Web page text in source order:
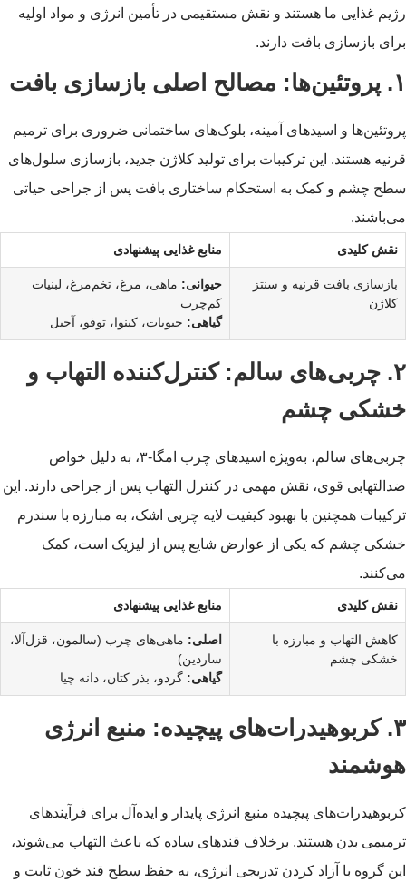
رژیم غذایی ما هستند و نقش مستقیمی در تأمین انرژی و مواد اولیه
برای بازسازی بافت دارند.
۱. پروتئین‌ها: مصالح اصلی بازسازی بافت
پروتئین‌ها و اسیدهای آمینه، بلوک‌های ساختمانی ضروری برای ترمیم
قرنیه هستند. این ترکیبات برای تولید کلاژن جدید، بازسازی سلول‌های
سطح چشم و کمک به استحکام ساختاری بافت پس از جراحی حیاتی
می‌باشند.
نقش کلیدی منابع غذایی پیشنهادی
بازسازی بافت قرنیه و سنتز
کلاژن
حیوانی: ماهی، مرغ، تخم‌مرغ، لبنیات
کم‌چرب
گیاهی: حبوبات، کینوا، توفو، آجیل
۲. چربی‌های سالم: کنترل‌کننده التهاب و
خشکی چشم
چربی‌های سالم، به‌ویژه اسیدهای چرب امگا-۳، به دلیل خواص
ضدالتهابی قوی، نقش مهمی در کنترل التهاب پس از جراحی دارند. این
ترکیبات همچنین با بهبود کیفیت لایه چربی اشک، به مبارزه با سندرم
خشکی چشم که یکی از عوارض شایع پس از لیزیک است، کمک
می‌کنند.
نقش کلیدی منابع غذایی پیشنهادی
کاهش التهاب و مبارزه با
خشکی چشم
اصلی: ماهی‌های چرب (سالمون، قزل‌آلا،
ساردین)
گیاهی: گردو، بذر کتان، دانه چیا
۳. کربوهیدرات‌های پیچیده: منبع انرژی
هوشمند
کربوهیدرات‌های پیچیده منبع انرژی پایدار و ایده‌آل برای فرآیندهای
ترمیمی بدن هستند. برخلاف قندهای ساده که باعث التهاب می‌شوند،
این گروه با آزاد کردن تدریجی انرژی، به حفظ سطح قند خون ثابت و